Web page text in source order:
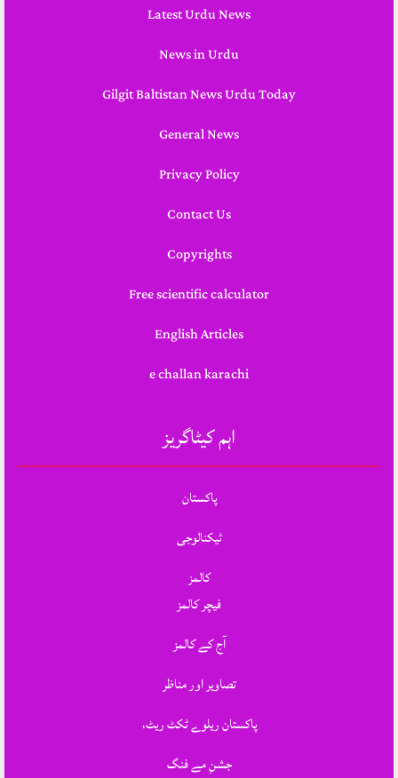
Latest Urdu News
News in Urdu
Gilgit Baltistan News Urdu Today
General News
Privacy Policy
Contact Us
Copyrights
Free scientific calculator
English Articles
e challan karachi
اہم کیٹاگریز
پاکستان
ٹیکنالوجی
کالمز
فیچر کالمز
آج کے کالمز
تصاویر اور مناظر
پاکستان ریلوے ٹکٹ ریٹ،
جشنِ مے فنگ